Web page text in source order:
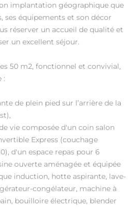
implantation géographique que
ses équipements et son décor
réserver un accueil de qualité et
un excellent séjour.
50 m2, fonctionnel et convivial,
:
de plein pied sur l’arrière de la
vie composée d'un coin salon
Express (couchage
d'un espace repas pour 6
ouverte aménagée et équipée
induction, hotte aspirante, lave-
congélateur, machine à
bouilloire électrique, blender